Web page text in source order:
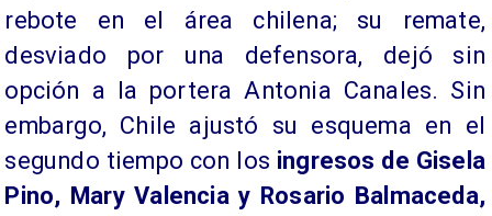
rebote en el área chilena; su remate,
desviado por una defensora, dejó sin
opción a la portera Antonia Canales. Sin
embargo, Chile ajustó su esquema en el
segundo tiempo con los ingresos de Gisela
Pino, Mary Valencia y Rosario Balmaceda,